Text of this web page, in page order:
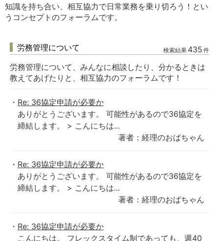
知識を持ち合い、相互協力で日常業務を乗り切ろう！とい
うコンセプトのフォーラムです。
労務管理について 検索結果 435 件
労務管理について、みんなに相談したり、分かるときは
教えてあげたりと、相互協力のフォーラムです！
Re: 36協定申請が必要か
ありがとうございます。 可能性があるので36協定を
締結します。 > こんにちは...
著者：経理のおばちゃん
Re: 36協定申請が必要か
ありがとうございます。 可能性があるので36協定を
締結します。 > こんにちは...
著者：経理のおばちゃん
Re: 36協定申請が必要か
こんにちは。 フレックスタイム制であっても、週40